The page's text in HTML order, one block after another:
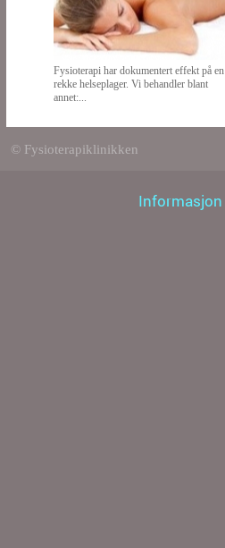
Fysioterapi har dokumentert effekt på en
rekke helseplager. Vi behandler blant
annet:...
© Fysioterapiklinikken
Informasjon